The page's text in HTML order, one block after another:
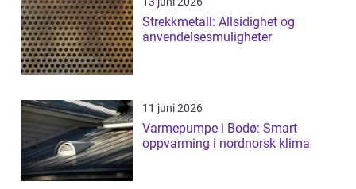
Strekkmetall: Allsidighet og
anvendelsesmuligheter
11 juni 2026
Varmepumpe i Bodø: Smart
oppvarming i nordnorsk klima